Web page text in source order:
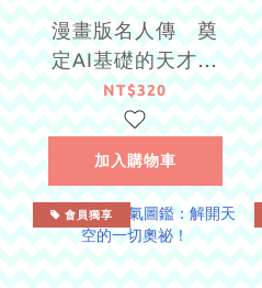
漫畫版名人傳 奠
定AI基礎的天才數
學家─艾倫‧圖靈
NT$320
加入購物車
會員獨享